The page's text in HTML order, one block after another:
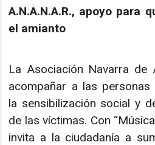
A.N.A.N.A.R., apoyo para
el amianto
La Asociación Navarra de
acompañar a las
la sensibilización social y
de las víctimas. Con
invita a la ciudadanía a